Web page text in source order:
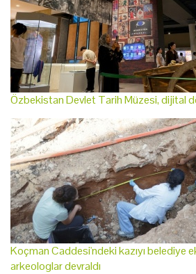
Özbekistan Devlet Tarih Müzesi, dijital
Koçman Caddesi'ndeki kazıyı belediye
arkeologlar devraldı